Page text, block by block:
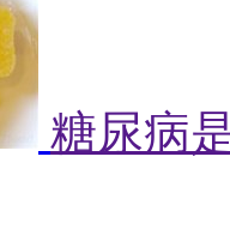
糖尿病